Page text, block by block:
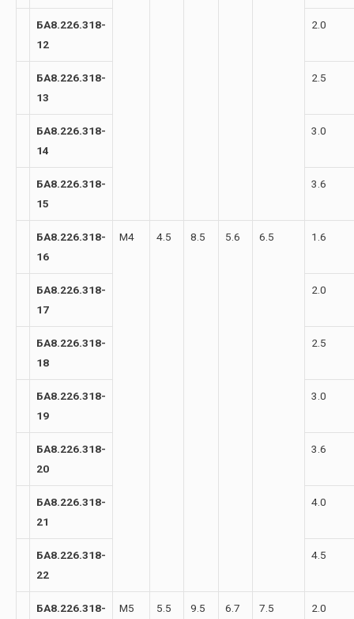
БА8.226.318-
12
2.0
БА8.226.318-
13
2.5
БА8.226.318-
14
3.0
БА8.226.318-
15
3.6
БА8.226.318-
16
М4 4.5 8.5 5.6 6.5 1.6
БА8.226.318-
17
2.0
БА8.226.318-
18
2.5
БА8.226.318-
19
3.0
БА8.226.318-
20
3.6
БА8.226.318-
21
4.0
БА8.226.318-
22
4.5
БА8.226.318-
М5 5.5 9.5 6.7 7.5 2.0